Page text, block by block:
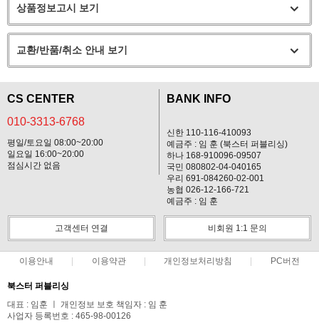
상품정보고시 보기
교환/반품/취소 안내 보기
CS CENTER
010-3313-6768
평일/토요일 08:00~20:00
일요일 16:00~20:00
점심시간 없음
BANK INFO
신한 110-116-410093
예금주 : 임 훈 (북스터 퍼블리싱)
하나 168-910096-09507
국민 080802-04-040165
우리 691-084260-02-001
농협 026-12-166-721
예금주 : 임 훈
고객센터 연결 비회원 1:1 문의
이용안내 이용약관 개인정보처리방침 PC버전
북스터 퍼블리싱
대표 : 임훈 ㅣ 개인정보 보호 책임자 : 임 훈
사업자 등록번호 : 465-98-00126